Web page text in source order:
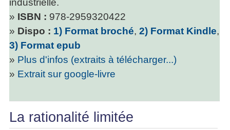
» ISBN : 978-2959320422
» Dispo : 1) Format broché, 2) Format Kindle,
3) Format epub
» Plus d'infos (extraits à télécharger...)
» Extrait sur google-livre
La rationalité limitée